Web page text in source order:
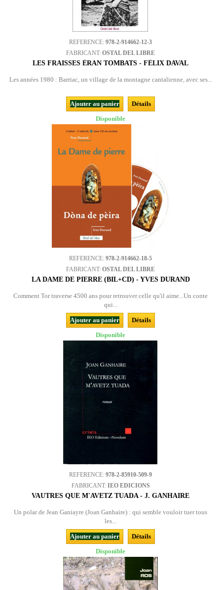
REFERENCE: 978-2-914662-12-3
FABRICANT: OSTAL DEL LIBRE
LES FRAISSES ÈRAN TOMBATS - FÉLIX DAVAL
Les années 1980 : Barriac, un village de la montagne cantalienne, avec ses...
Ajouter au panier
Détails
Disponible
REFERENCE: 978-2-914662-18-5
FABRICANT: OSTAL DEL LIBRE
LA DAME DE PIERRE (BIL+CD) - YVES DURAND
Comment Tor traverse 4500 ans pour retrouver celle qu'il aime...Un conte
qui...
Ajouter au panier
Détails
Disponible
REFERENCE: 978-2-85910-509-9
FABRICANT: IEO EDICIONS
VAUTRES QUE M'AVETZ TUADA - J. GANHAIRE
Un polar de Jean Ganiayre (Joan Ganhaire) : qui semble vouloir tuer tous
les...
Ajouter au panier
Détails
Disponible